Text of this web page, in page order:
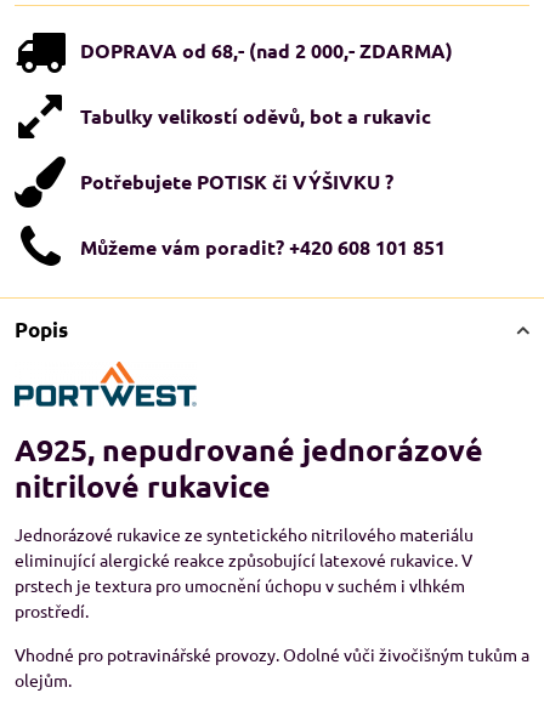
DOPRAVA od 68,- (nad 2 000,- ZDARMA)
Tabulky velikostí oděvů, bot a rukavic
Potřebujete POTISK či VÝŠIVKU ?
Můžeme vám poradit? +420 608 101 851
Popis
A925, nepudrované jednorázové
nitrilové rukavice
Jednorázové rukavice ze syntetického nitrilového materiálu
eliminující alergické reakce způsobující latexové rukavice. V
prstech je textura pro umocnění úchopu v suchém i vlhkém
prostředí.
Vhodné pro potravinářské provozy. Odolné vůči živočišným tukům a
olejům.